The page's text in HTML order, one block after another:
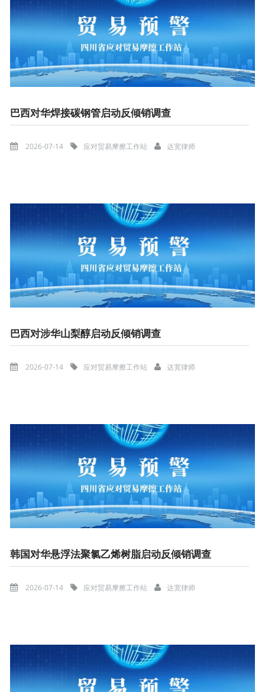
巴西对华焊接碳钢管启动反倾销调查
2026-07-14 应对贸易摩擦工作站 达宽律师
巴西对涉华山梨醇启动反倾销调查
2026-07-14 应对贸易摩擦工作站 达宽律师
韩国对华悬浮法聚氯乙烯树脂启动反倾销调查
2026-07-14 应对贸易摩擦工作站 达宽律师